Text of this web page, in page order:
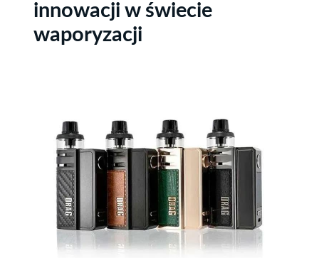
innowacji w świecie
waporyzacji